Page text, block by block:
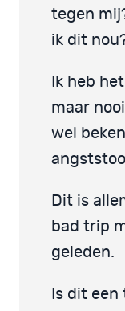
tegen
ik dit
Ik heb
maar
wel
Dit is
bad trip
geleden.
Is dit een